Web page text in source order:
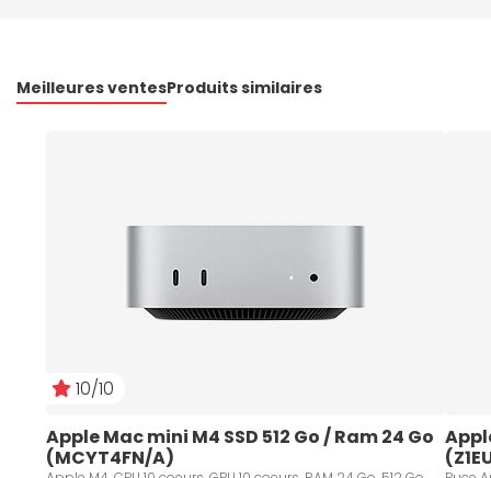
Meilleures ventesProduits similaires
10/10
Apple Mac mini M4 SSD 512 Go / Ram 24 Go
(MCYT4FN/A)